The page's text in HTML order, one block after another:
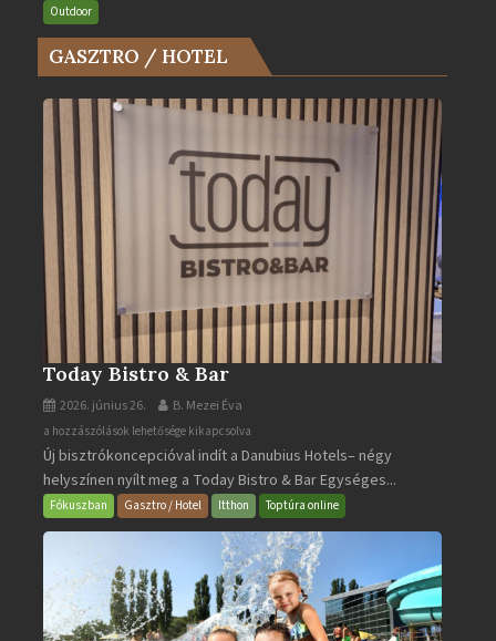
és
az
Év
bejegyzéshez
Outdoor
GASZTRO / HOTEL
Today Bistro & Bar
2026. június 26. B. Mezei Éva
Today
Bistro
&
Bar
bejegyzéshez
a hozzászólások lehetősége kikapcsolva
Új bisztrókoncepcióval indít a Danubius Hotels– négy
helyszínen nyílt meg a Today Bistro & Bar Egységes...
Fókuszban Gasztro / Hotel Itthon Toptúra online